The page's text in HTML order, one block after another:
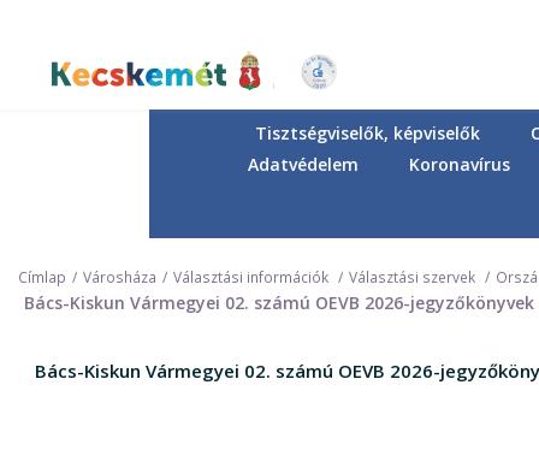
tartalomra
Kecskemét Város Honlapja
Tisztségviselők, képviselők
Adatvédelem
Koronavírus
Címlap Városháza Választási információk Választási szervek
Bács-Kiskun Vármegyei 02. számú OEVB 2026-jegyzőkönyvek
Bács-Kiskun Vármegyei 02. számú OEVB 2026-